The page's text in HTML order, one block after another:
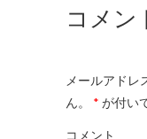
コメン
メールアドレ
ん。
* が付い
コメント